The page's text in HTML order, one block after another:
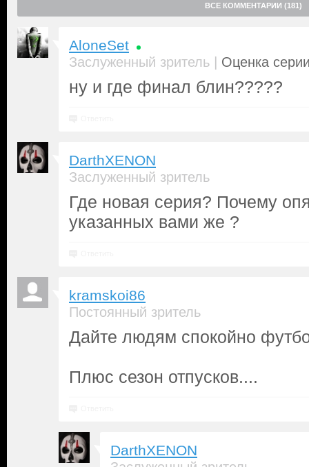
ВСЕ КОММЕНТАРИИ (181)
AloneSet
Заслуженный зритель | Оценка
ну и где финал блин?????
DarthXENON
Заслуженный зритель
Где новая серия? Почему
указанных вами же ?
kramskoi86
Постоянный зритель
Дайте людям спокойно
Плюс сезон отпусков....
DarthXENON